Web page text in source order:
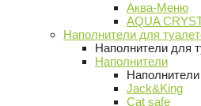
Аква-Меню
AQUA
Наполнители для
Наполнители для
Наполнители
Наполнители
Jack&King
Cat safe